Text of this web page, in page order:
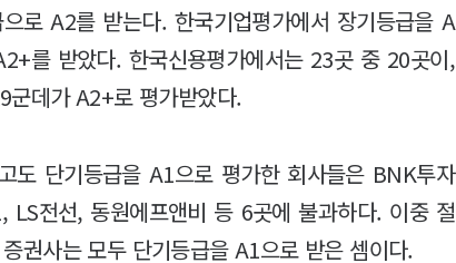
로 A2를 받는다. 한국기업평가에서 장기등급을 A
를 받았다. 한국신용평가에서는 23곳 중 20곳이,
군데가 A2+로 평가받았다.
도 단기등급을 A1으로 평가한 회사들은 BNK투자
LS전선, 동원에프앤비 등 6곳에 불과하다. 이중 절
권사는 모두 단기등급을 A1으로 받은 셈이다.